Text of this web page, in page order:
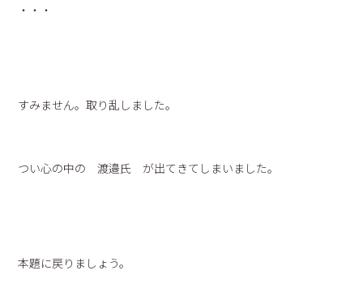
・・・
すみません。取り乱しました。
つい心の中の 渡邉氏 が出てきてしまいました。
本題に戻りましょう。